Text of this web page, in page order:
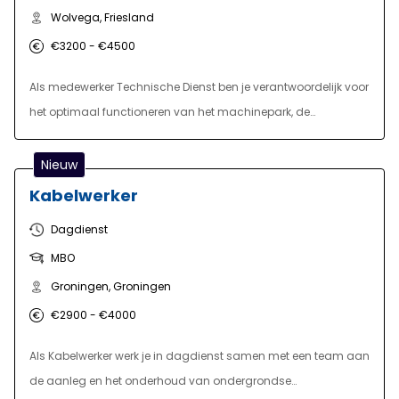
Wolvega, Friesland
€3200 - €4500
Als medewerker Technische Dienst ben je verantwoordelijk voor
het optimaal functioneren van het machinepark, de
installaties en de gebouwen. Dankzij jouw inzet kunnen
collega's in de productie veilig en efficiënt werken.
Nieuw
Kabelwerker
Dagdienst
MBO
Groningen, Groningen
€2900 - €4000
Als Kabelwerker werk je in dagdienst samen met een team aan
de aanleg en het onderhoud van ondergrondse